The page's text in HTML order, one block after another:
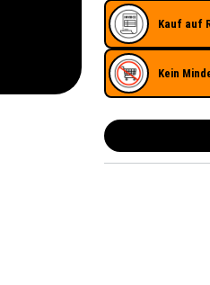
Kauf auf
Kein